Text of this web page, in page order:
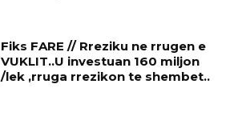
Fiks FARE // Rreziku ne rrugen e
VUKLIT..U investuan 160 miljon
/lek ,rruga rrezikon te shembet..